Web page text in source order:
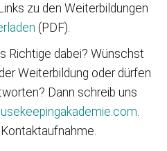
zu den Weiterbildungen
(PDF).
Richtige dabei? Wünschst
Weiterbildung oder dürfen
Dann schreib uns